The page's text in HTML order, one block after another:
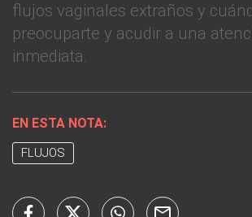
flujos vaginales extraños y
preocuparte y acudir a una
inmediata.
EN ESTA NOTA:
FLUJOS